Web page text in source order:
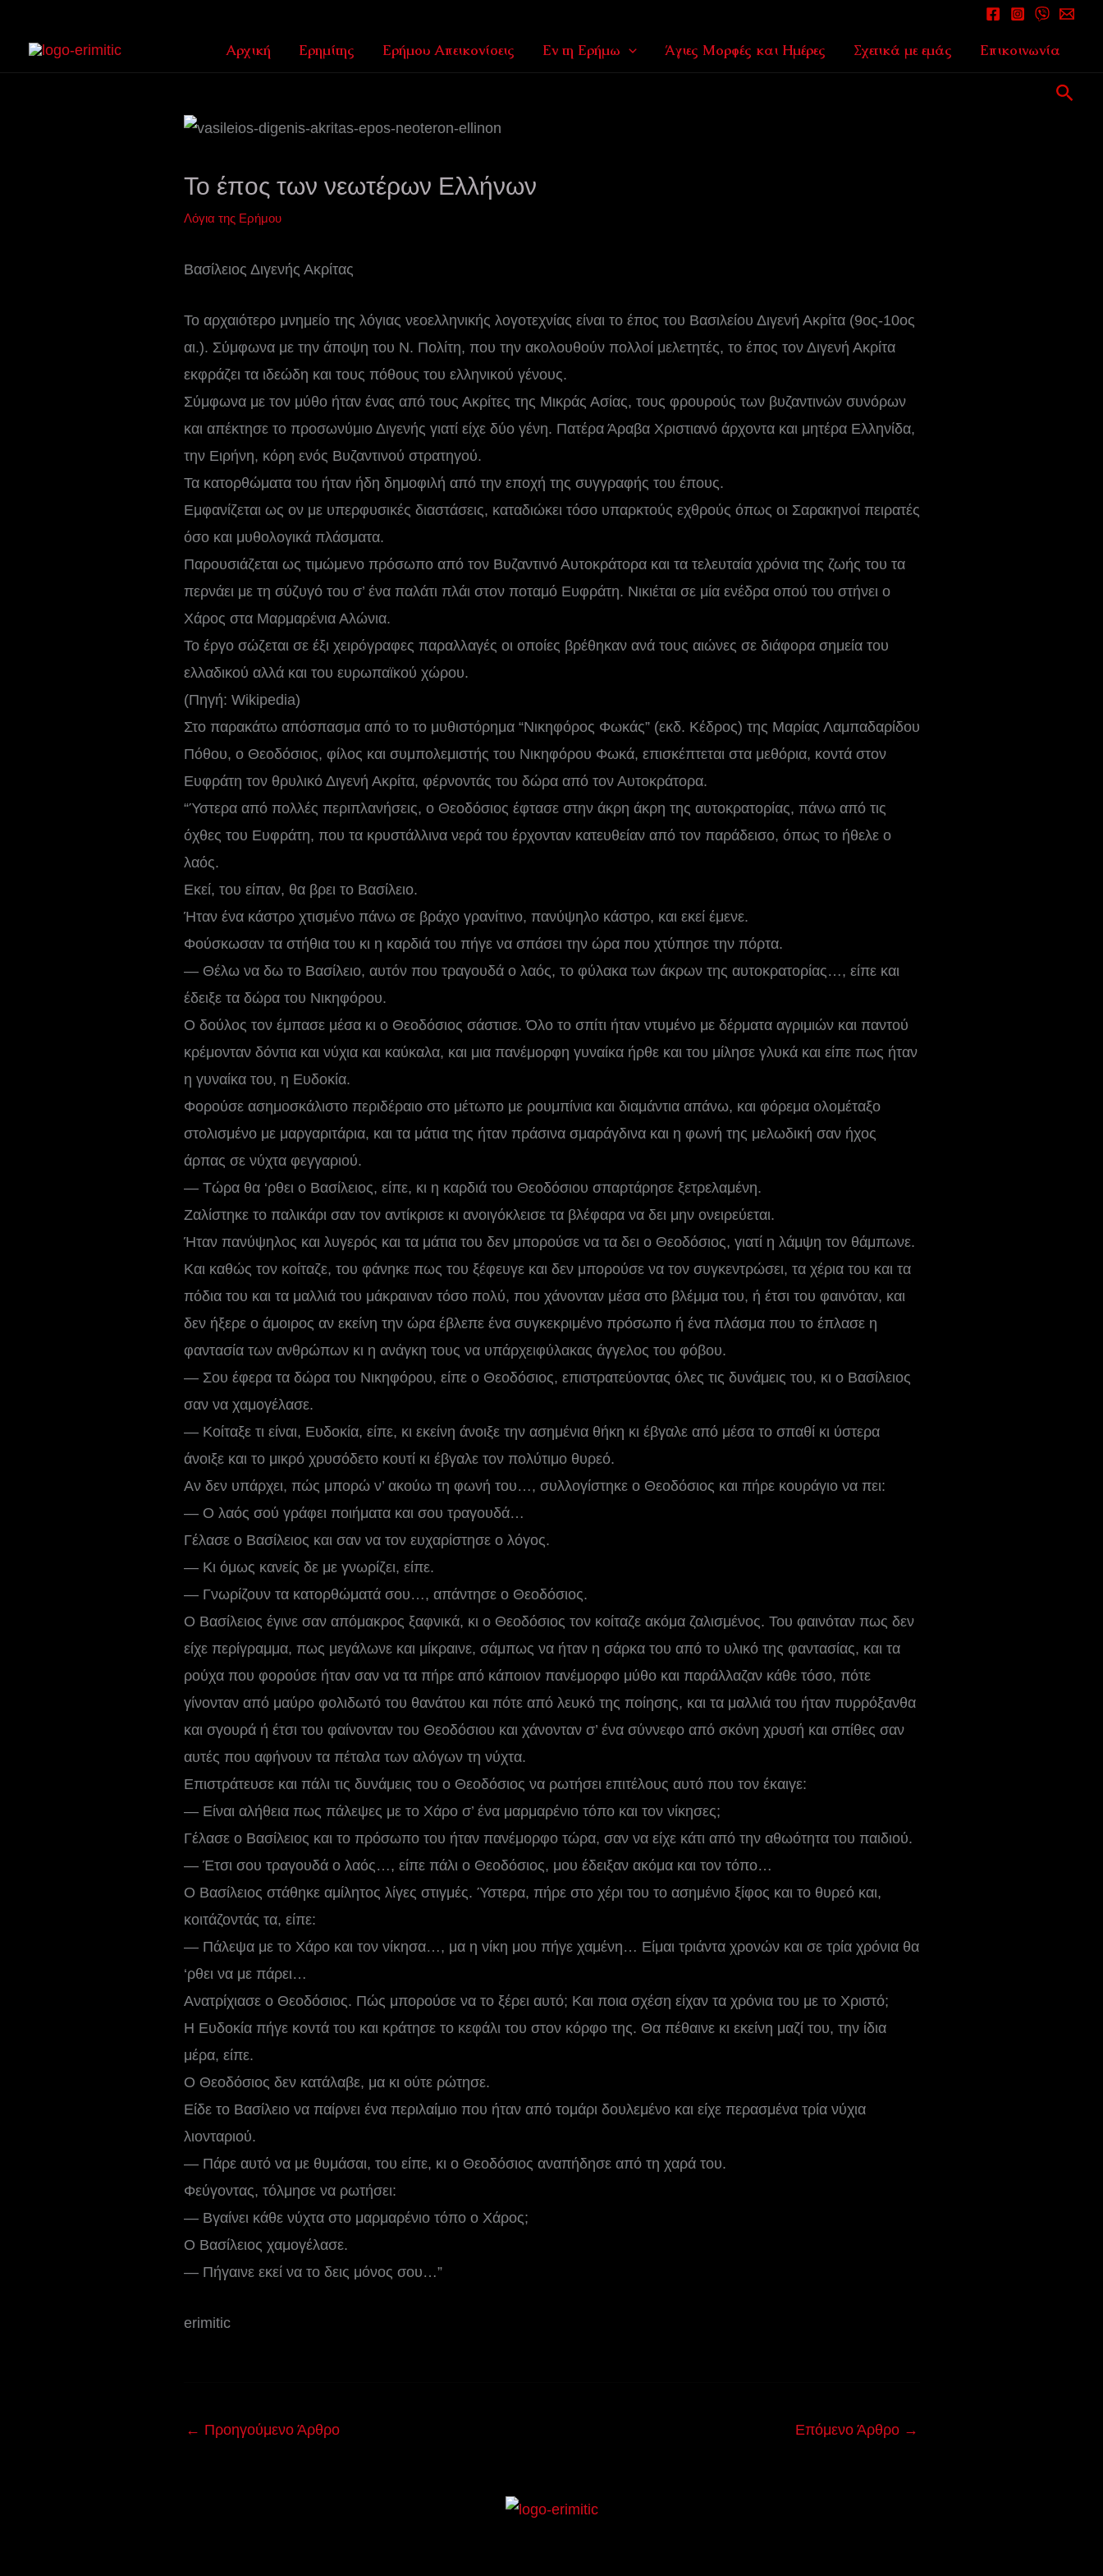
Αρχική Ερημίτης Ερήμου Απεικονίσεις Εν τη Ερήμω Άγιες Μορφές και Ημέρες Σχετικά με εμάς Επικοινωνία
Το έπος των νεωτέρων Ελλήνων
Λόγια της Ερήμου
Βασίλειος Διγενής Ακρίτας
Το αρχαιότερο μνημείο της λόγιας νεοελληνικής λογοτεχνίας είναι το έπος του Βασιλείου Διγενή Ακρίτα (9ος-10ος
αι.). Σύμφωνα με την άποψη του Ν. Πολίτη, που την ακολουθούν πολλοί μελετητές, το έπος τον Διγενή Ακρίτα
εκφράζει τα ιδεώδη και τους πόθους του ελληνικού γένους.
Σύμφωνα με τον μύθο ήταν ένας από τους Ακρίτες της Μικράς Ασίας, τους φρουρούς των βυζαντινών συνόρων
και απέκτησε το προσωνύμιο Διγενής γιατί είχε δύο γένη. Πατέρα Άραβα Χριστιανό άρχοντα και μητέρα Ελληνίδα,
την Ειρήνη, κόρη ενός Βυζαντινού στρατηγού.
Τα κατορθώματα του ήταν ήδη δημοφιλή από την εποχή της συγγραφής του έπους.
Εμφανίζεται ως ον με υπερφυσικές διαστάσεις, καταδιώκει τόσο υπαρκτούς εχθρούς όπως οι Σαρακηνοί πειρατές
όσο και μυθολογικά πλάσματα.
Παρουσιάζεται ως τιμώμενο πρόσωπο από τον Βυζαντινό Αυτοκράτορα και τα τελευταία χρόνια της ζωής του τα
περνάει με τη σύζυγό του σ’ ένα παλάτι πλάι στον ποταμό Ευφράτη. Νικιέται σε μία ενέδρα οπού του στήνει ο
Χάρος στα Μαρμαρένια Αλώνια.
Το έργο σώζεται σε έξι χειρόγραφες παραλλαγές οι οποίες βρέθηκαν ανά τους αιώνες σε διάφορα σημεία του
ελλαδικού αλλά και του ευρωπαϊκού χώρου.
(Πηγή: Wikipedia)
Στο παρακάτω απόσπασμα από το το μυθιστόρημα “Νικηφόρος Φωκάς” (εκδ. Κέδρος) της Μαρίας Λαμπαδαρίδου
Πόθου, ο Θεοδόσιος, φίλος και συμπολεμιστής του Νικηφόρου Φωκά, επισκέπτεται στα μεθόρια, κοντά στον
Ευφράτη τον θρυλικό Διγενή Ακρίτα, φέρνοντάς του δώρα από τον Αυτοκράτορα.
“Ύστερα από πολλές περιπλανήσεις, ο Θεοδόσιος έφτασε στην άκρη άκρη της αυτοκρατορίας, πάνω από τις
όχθες του Ευφράτη, που τα κρυστάλλινα νερά του έρχονταν κατευθείαν από τον παράδεισο, όπως το ήθελε ο
λαός.
Εκεί, του είπαν, θα βρει το Βασίλειο.
Ήταν ένα κάστρο χτισμένο πάνω σε βράχο γρανίτινο, πανύψηλο κάστρο, και εκεί έμενε.
Φούσκωσαν τα στήθια του κι η καρδιά του πήγε να σπάσει την ώρα που χτύπησε την πόρτα.
— Θέλω να δω το Βασίλειο, αυτόν που τραγουδά ο λαός, το φύλακα των άκρων της αυτοκρατορίας…, είπε και
έδειξε τα δώρα του Νικηφόρου.
Ο δούλος τον έμπασε μέσα κι ο Θεοδόσιος σάστισε. Όλο το σπίτι ήταν ντυμένο με δέρματα αγριμιών και παντού
κρέμονταν δόντια και νύχια και καύκαλα, και μια πανέμορφη γυναίκα ήρθε και του μίλησε γλυκά και είπε πως ήταν
η γυναίκα του, η Ευδοκία.
Φορούσε ασημοσκάλιστο περιδέραιο στο μέτωπο με ρουμπίνια και διαμάντια απάνω, και φόρεμα ολομέταξο
στολισμένο με μαργαριτάρια, και τα μάτια της ήταν πράσινα σμαράγδινα και η φωνή της μελωδική σαν ήχος
άρπας σε νύχτα φεγγαριού.
— Τώρα θα ‘ρθει ο Βασίλειος, είπε, κι η καρδιά του Θεοδόσιου σπαρτάρησε ξετρελαμένη.
Ζαλίστηκε το παλικάρι σαν τον αντίκρισε κι ανοιγόκλεισε τα βλέφαρα να δει μην ονειρεύεται.
Ήταν πανύψηλος και λυγερός και τα μάτια του δεν μπορούσε να τα δει ο Θεοδόσιος, γιατί η λάμψη τον θάμπωνε.
Και καθώς τον κοίταζε, του φάνηκε πως του ξέφευγε και δεν μπορούσε να τον συγκεντρώσει, τα χέρια του και τα
πόδια του και τα μαλλιά του μάκραιναν τόσο πολύ, που χάνονταν μέσα στο βλέμμα του, ή έτσι του φαινόταν, και
δεν ήξερε ο άμοιρος αν εκείνη την ώρα έβλεπε ένα συγκεκριμένο πρόσωπο ή ένα πλάσμα που το έπλασε η
φαντασία των ανθρώπων κι η ανάγκη τους να υπάρχειφύλακας άγγελος του φόβου.
— Σου έφερα τα δώρα του Νικηφόρου, είπε ο Θεοδόσιος, επιστρατεύοντας όλες τις δυνάμεις του, κι ο Βασίλειος
σαν να χαμογέλασε.
— Κοίταξε τι είναι, Ευδοκία, είπε, κι εκείνη άνοιξε την ασημένια θήκη κι έβγαλε από μέσα το σπαθί κι ύστερα
άνοιξε και το μικρό χρυσόδετο κουτί κι έβγαλε τον πολύτιμο θυρεό.
Αν δεν υπάρχει, πώς μπορώ ν’ ακούω τη φωνή του…, συλλογίστηκε ο Θεοδόσιος και πήρε κουράγιο να πει:
— Ο λαός σού γράφει ποιήματα και σου τραγουδά…
Γέλασε ο Βασίλειος και σαν να τον ευχαρίστησε ο λόγος.
— Κι όμως κανείς δε με γνωρίζει, είπε.
— Γνωρίζουν τα κατορθώματά σου…, απάντησε ο Θεοδόσιος.
Ο Βασίλειος έγινε σαν απόμακρος ξαφνικά, κι ο Θεοδόσιος τον κοίταζε ακόμα ζαλισμένος. Του φαινόταν πως δεν
είχε περίγραμμα, πως μεγάλωνε και μίκραινε, σάμπως να ήταν η σάρκα του από το υλικό της φαντασίας, και τα
ρούχα που φορούσε ήταν σαν να τα πήρε από κάποιον πανέμορφο μύθο και παράλλαζαν κάθε τόσο, πότε
γίνονταν από μαύρο φολιδωτό του θανάτου και πότε από λευκό της ποίησης, και τα μαλλιά του ήταν πυρρόξανθα
και σγουρά ή έτσι του φαίνονταν του Θεοδόσιου και χάνονταν σ’ ένα σύννεφο από σκόνη χρυσή και σπίθες σαν
αυτές που αφήνουν τα πέταλα των αλόγων τη νύχτα.
Επιστράτευσε και πάλι τις δυνάμεις του ο Θεοδόσιος να ρωτήσει επιτέλους αυτό που τον έκαιγε:
— Είναι αλήθεια πως πάλεψες με το Χάρο σ’ ένα μαρμαρένιο τόπο και τον νίκησες;
Γέλασε ο Βασίλειος και το πρόσωπο του ήταν πανέμορφο τώρα, σαν να είχε κάτι από την αθωότητα του παιδιού.
— Έτσι σου τραγουδά ο λαός…, είπε πάλι ο Θεοδόσιος, μου έδειξαν ακόμα και τον τόπο…
Ο Βασίλειος στάθηκε αμίλητος λίγες στιγμές. Ύστερα, πήρε στο χέρι του το ασημένιο ξίφος και το θυρεό και,
κοιτάζοντάς τα, είπε:
— Πάλεψα με το Χάρο και τον νίκησα…, μα η νίκη μου πήγε χαμένη… Είμαι τριάντα χρονών και σε τρία χρόνια θα
‘ρθει να με πάρει…
Ανατρίχιασε ο Θεοδόσιος. Πώς μπορούσε να το ξέρει αυτό; Και ποια σχέση είχαν τα χρόνια του με το Χριστό;
Η Ευδοκία πήγε κοντά του και κράτησε το κεφάλι του στον κόρφο της. Θα πέθαινε κι εκείνη μαζί του, την ίδια
μέρα, είπε.
Ο Θεοδόσιος δεν κατάλαβε, μα κι ούτε ρώτησε.
Είδε το Βασίλειο να παίρνει ένα περιλαίμιο που ήταν από τομάρι δουλεμένο και είχε περασμένα τρία νύχια
λιονταριού.
— Πάρε αυτό να με θυμάσαι, του είπε, κι ο Θεοδόσιος αναπήδησε από τη χαρά του.
Φεύγοντας, τόλμησε να ρωτήσει:
— Βγαίνει κάθε νύχτα στο μαρμαρένιο τόπο ο Χάρος;
Ο Βασίλειος χαμογέλασε.
— Πήγαινε εκεί να το δεις μόνος σου…”
erimitic
← Προηγούμενο Άρθρο Επόμενο Άρθρο →